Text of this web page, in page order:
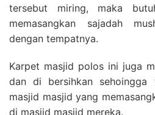
tersebut miring, maka
memasangkan sajadah
dengan tempatnya.
Karpet masjid polos ini juga
dan di bersihkan
masjid masjid yang
di masjid masjid mereka.